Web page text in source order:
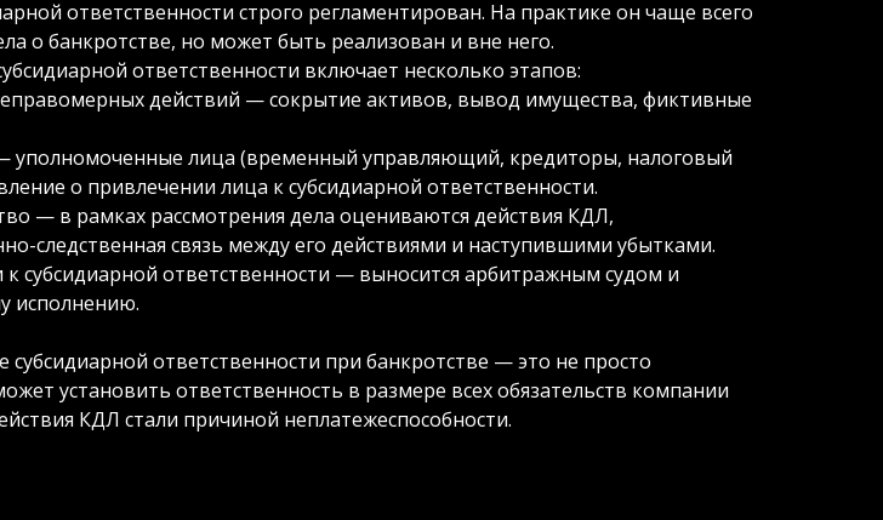
ответственности строго регламентирован. На практике он чаще всего
о банкротстве, но может быть реализован и вне него.
ответственности включает несколько этапов:
действий — сокрытие активов, вывод имущества, фиктивные
уполномоченные лица (временный управляющий, кредиторы, налоговый
о привлечении лица к субсидиарной ответственности.
— в рамках рассмотрения дела оцениваются действия КДЛ,
следственная связь между его действиями и наступившими убытками.
субсидиарной ответственности — выносится арбитражным судом и
исполнению.
ответственности при банкротстве — это не просто
установить ответственность в размере всех обязательств компании
КДЛ стали причиной неплатежеспособности.